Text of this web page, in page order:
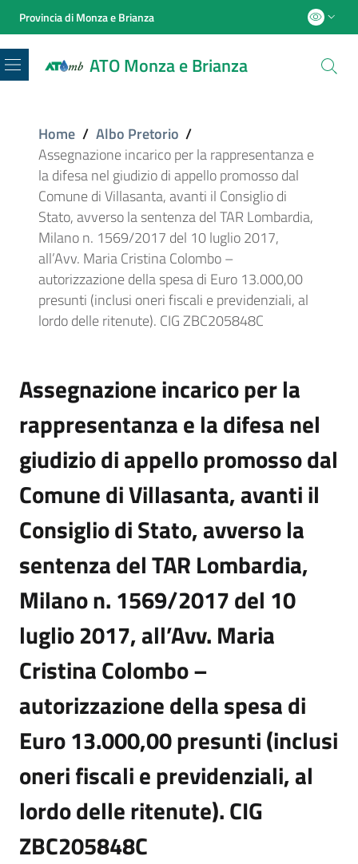
Provincia di Monza e Brianza
ATO Monza e Brianza
Menu
Home / Albo Pretorio /
Assegnazione incarico per la rappresentanza e
la difesa nel giudizio di appello promosso dal
Comune di Villasanta, avanti il Consiglio di
Stato, avverso la sentenza del TAR Lombardia,
Milano n. 1569/2017 del 10 luglio 2017,
all’Avv. Maria Cristina Colombo –
autorizzazione della spesa di Euro 13.000,00
presunti (inclusi oneri fiscali e previdenziali, al
lordo delle ritenute). CIG ZBC205848C
Assegnazione incarico per la
rappresentanza e la difesa nel
giudizio di appello promosso dal
Comune di Villasanta, avanti il
Consiglio di Stato, avverso la
sentenza del TAR Lombardia,
Milano n. 1569/2017 del 10
luglio 2017, all’Avv. Maria
Cristina Colombo –
autorizzazione della spesa di
Euro 13.000,00 presunti (inclusi
oneri fiscali e previdenziali, al
lordo delle ritenute). CIG
ZBC205848C